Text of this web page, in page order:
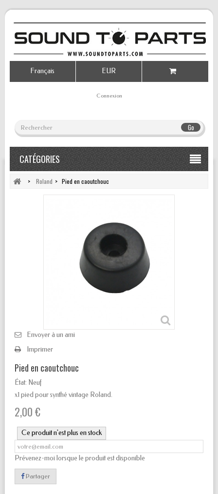
Go
Connexion
EUR
Français
CATÉGORIES
> Roland > Pied en caoutchouc
Envoyer à un ami
Imprimer
Pied en caoutchouc
État: Neuf
x1 pied pour synthé vintage Roland.
2,00 €
Ce produit n'est plus en stock
Prévenez-moi lorsque le produit est disponible
Partager